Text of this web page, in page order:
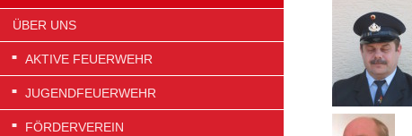
ÜBER UNS
AKTIVE FEUERWEHR
JUGENDFEUERWEHR
FÖRDERVEREIN